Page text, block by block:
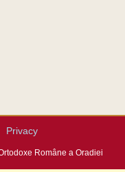
Privacy
Române a Oradiei